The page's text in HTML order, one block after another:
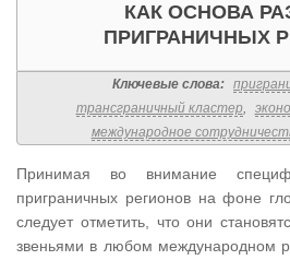
КАК ОСНОВА
ПРИГРАНИЧНЫХ
Ключевые слова:
трансграничный кластер,
международное
Принимая во внимание
приграничных регионов на фоне
следует отметить, что они
звеньями в любом международном